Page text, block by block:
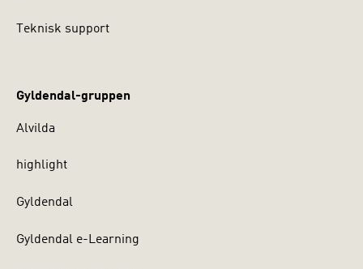
Teknisk support
Gyldendal-gruppen
Alvilda
highlight
Gyldendal
Gyldendal e-Learning